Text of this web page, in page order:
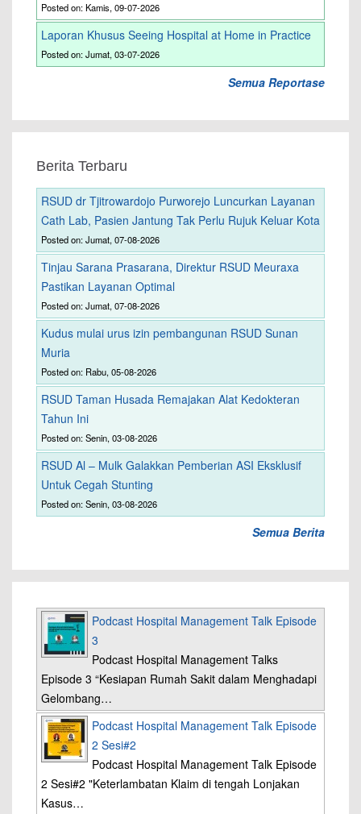
Posted on: Kamis, 09-07-2026
Laporan Khusus Seeing Hospital at Home in Practice
Posted on: Jumat, 03-07-2026
Semua Reportase
Berita Terbaru
RSUD dr Tjitrowardojo Purworejo Luncurkan Layanan
Cath Lab, Pasien Jantung Tak Perlu Rujuk Keluar Kota
Posted on: Jumat, 07-08-2026
Tinjau Sarana Prasarana, Direktur RSUD Meuraxa
Pastikan Layanan Optimal
Posted on: Jumat, 07-08-2026
Kudus mulai urus izin pembangunan RSUD Sunan
Muria
Posted on: Rabu, 05-08-2026
RSUD Taman Husada Remajakan Alat Kedokteran
Tahun Ini
Posted on: Senin, 03-08-2026
RSUD Al – Mulk Galakkan Pemberian ASI Eksklusif
Untuk Cegah Stunting
Posted on: Senin, 03-08-2026
Semua Berita
Podcast Hospital Management Talk Episode
3
Podcast Hospital Management Talks
Episode 3 “Kesiapan Rumah Sakit dalam Menghadapi
Gelombang…
Podcast Hospital Management Talk Episode
2 Sesi#2
Podcast Hospital Management Talk Episode
2 Sesi#2 "Keterlambatan Klaim di tengah Lonjakan
Kasus…